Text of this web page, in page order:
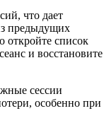
что дает
предыдущих
откройте список
и восстановите
сессии
особенно при